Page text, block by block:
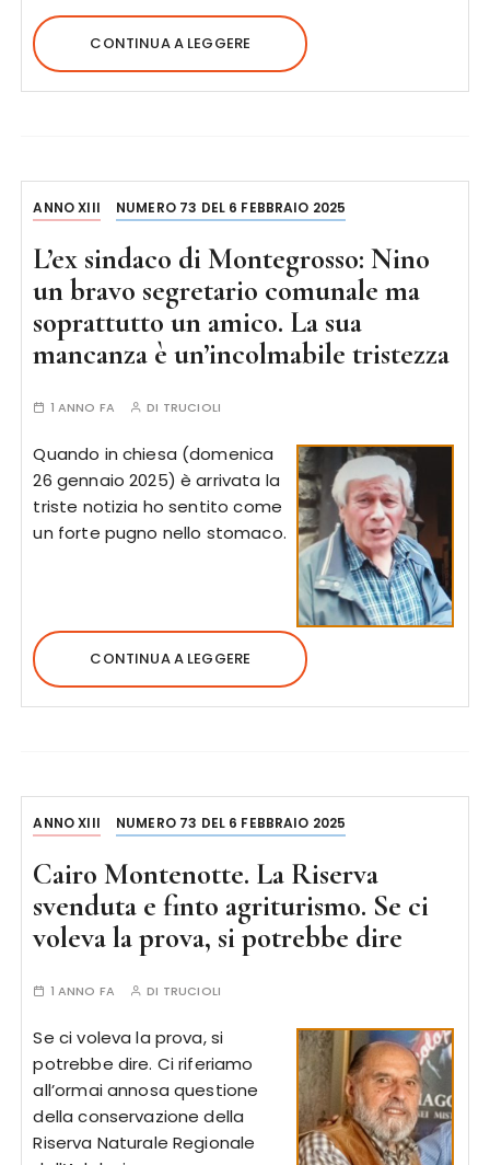
CONTINUA A LEGGERE
ANNO XIII NUMERO 73 DEL 6 FEBBRAIO 2025
L’ex sindaco di Montegrosso: Nino
un bravo segretario comunale ma
soprattutto un amico. La sua
mancanza è un’incolmabile tristezza
1 ANNO FA DI TRUCIOLI
Quando in chiesa (domenica
26 gennaio 2025) è arrivata la
triste notizia ho sentito come
un forte pugno nello stomaco.
CONTINUA A LEGGERE
ANNO XIII NUMERO 73 DEL 6 FEBBRAIO 2025
Cairo Montenotte. La Riserva
svenduta e finto agriturismo. Se ci
voleva la prova, si potrebbe dire
1 ANNO FA DI TRUCIOLI
Se ci voleva la prova, si
potrebbe dire. Ci riferiamo
all’ormai annosa questione
della conservazione della
Riserva Naturale Regionale